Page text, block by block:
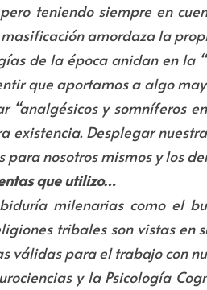
teniendo siempre en
masificación amordaza la
de la época anidan en la
que aportamos a algo
“analgésicos y somníferos
existencia. Desplegar
nosotros mismos y los
que utilizo…
milenarias como el
tribales son vistas en
válidas para el trabajo con
y la Psicología